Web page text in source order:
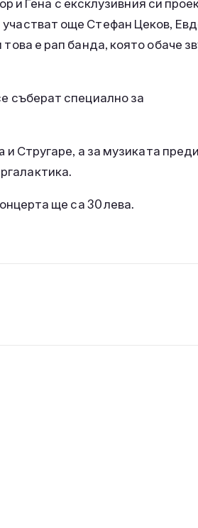
и Гена с ексклузивния си
още Стефан Цеков,
е рап банда, която обаче
съберат специално за
Стругаре, а за музиката преди
ще са 30 лева.